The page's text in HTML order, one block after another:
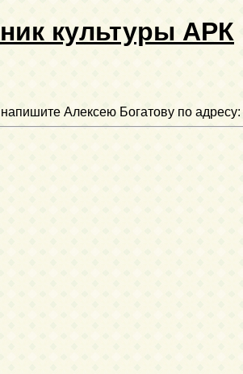
культуры АРК
Алексею Богатову по адресу: